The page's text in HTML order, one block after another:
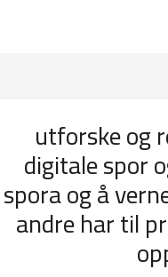
utforske og
digitale spor
spora og å
andre har til